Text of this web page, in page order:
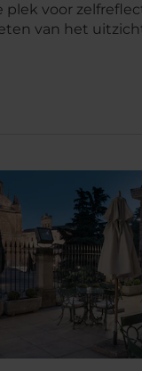
plek voor
van het